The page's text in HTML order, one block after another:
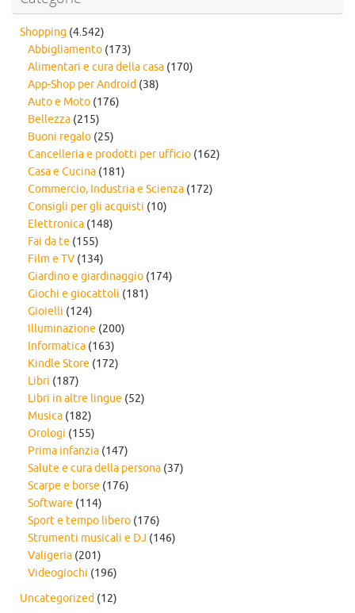
Shopping (4.542)
Abbigliamento (173)
Alimentari e cura della casa (170)
App-Shop per Android (38)
Auto e Moto (176)
Bellezza (215)
Buoni regalo (25)
Cancelleria e prodotti per ufficio (162)
Casa e Cucina (181)
Commercio, Industria e Scienza (172)
Consigli per gli acquisti (10)
Elettronica (148)
Fai da te (155)
Film e TV (134)
Giardino e giardinaggio (174)
Giochi e giocattoli (181)
Gioielli (124)
Illuminazione (200)
Informatica (163)
Kindle Store (172)
Libri (187)
Libri in altre lingue (52)
Musica (182)
Orologi (155)
Prima infanzia (147)
Salute e cura della persona (37)
Scarpe e borse (176)
Software (114)
Sport e tempo libero (176)
Strumenti musicali e DJ (146)
Valigeria (201)
Videogiochi (196)
Uncategorized (12)